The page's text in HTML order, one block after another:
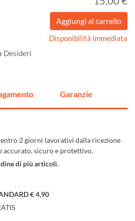
Disponibilità immediata
Desideri
Garanzie
entro 2 giorni lavorativi dalla ricezione
accurato, sicuro e protettivo.
di più articoli.
€ 4,90